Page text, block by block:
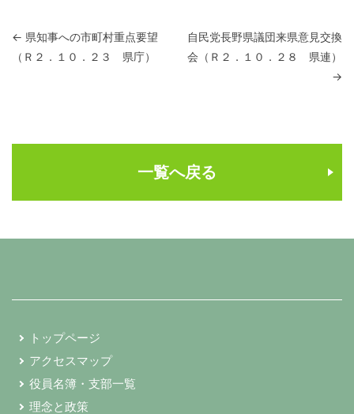
投稿ナビゲーション
← 県知事への市町村重点要望
（Ｒ２．１０．２３ 県庁）
自民党長野県議団来県意見交換
会（Ｒ２．１０．２８ 県連）
→
一覧へ戻る
トップページ
アクセスマップ
役員名簿・支部一覧
理念と政策